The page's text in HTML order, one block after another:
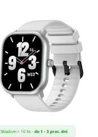
Skladom > 10 ks -do 1 - 3 prac. dní